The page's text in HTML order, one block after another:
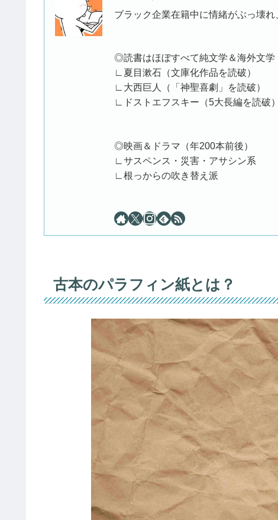
ブラック企業在籍中に情緒がぶっ壊
◎読書はほぼすべて純文学＆海外文学
∟夏目漱石（文庫化作品を読破）
∟大西巨人（「神聖喜劇」を読破）
∟ドストエフスキー（5大長編を読破
◎映画＆ドラマ（年200本前後）
∟サスペンス・災害・アサシン系
∟根っからの吹き替え派
古本のパラフィン紙とは？